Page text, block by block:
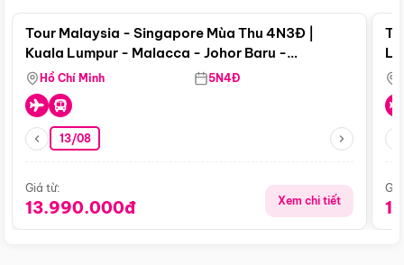
Tour Malaysia - Singapore Mùa Thu 4N3Đ |
Kuala Lumpur - Malacca - Johor Baru -
Singapore
Hồ Chí Minh 5N4Đ
13/08
Giá từ:
13.990.000đ Xem chi tiết